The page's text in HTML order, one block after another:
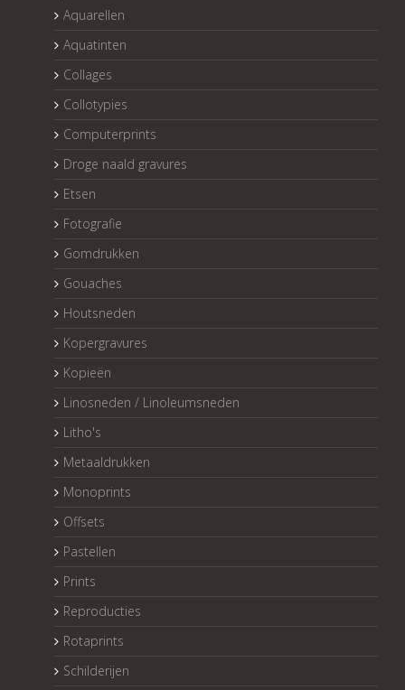
Aquarellen
Aquatinten
Collages
Collotypies
Computerprints
Droge naald gravures
Etsen
Fotografie
Gomdrukken
Gouaches
Houtsneden
Kopergravures
Kopieën
Linosneden / Linoleumsneden
Litho's
Metaaldrukken
Monoprints
Offsets
Pastellen
Prints
Reproducties
Rotaprints
Schilderijen